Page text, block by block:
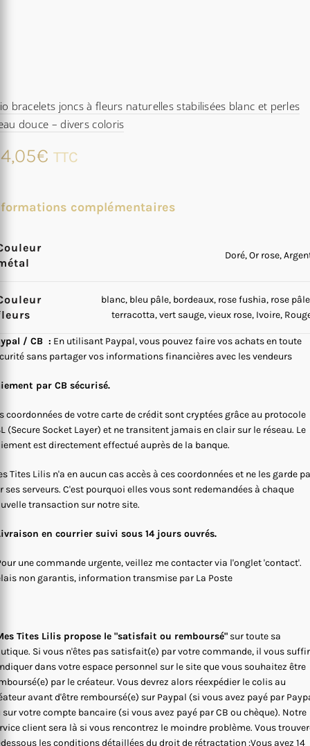
bracelets joncs à fleurs naturelles stabilisées blanc et perles
douce – divers coloris
€ TTC
complémentaires
Doré, Or rose,
blanc, bleu pâle, bordeaux, rose fushia, rose
terracotta, vert sauge, vieux rose, Ivoire,
/ CB : En utilisant Paypal, vous pouvez faire vos achats en toute
sans partager vos informations financières avec les vendeurs
par CB sécurisé.
coordonnées de votre carte de crédit sont cryptées grâce au protocole
(Secure Socket Layer) et ne transitent jamais en clair sur le réseau. Le
est directement effectué auprès de la banque.
Tites Lilis n'a en aucun cas accès à ces coordonnées et ne les garde
ses serveurs. C'est pourquoi elles vous sont redemandées à chaque
transaction sur notre site.
en courrier suivi sous 14 jours ouvrés.
une commande urgente, veillez me contacter via l'onglet 'contact'.
non garantis, information transmise par La Poste
Tites Lilis propose le "satisfait ou remboursé" sur toute sa
Si vous n'êtes pas satisfait(e) par votre commande, il vous
dans votre espace personnel sur le site que vous souhaitez être
par le créateur. Vous devrez alors réexpédier le colis au
avant d'être remboursé(e) sur Paypal (si vous avez payé par
sur votre compte bancaire (si vous avez payé par CB ou chèque). Notre
client sera là si vous rencontrez le moindre problème. Vous
les conditions détaillées du droit de rétractation :Vous avez 14